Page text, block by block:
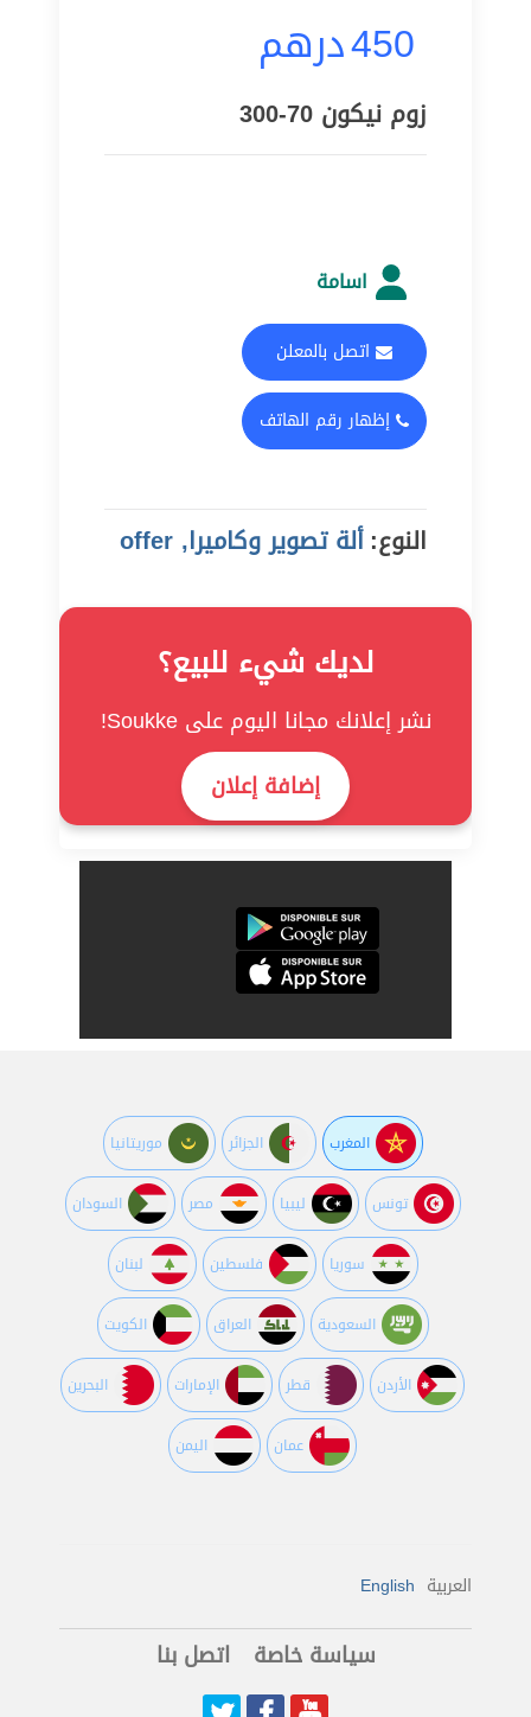
450درهم
زوم نيكون 70-300
اسامة
اتصل بالمعلن
إظهار رقم الهاتف
النوع:ألة تصوير وكاميرا, offer
لديك شيء للبيع؟
نشر إعلانك مجانا اليوم على Soukke!
إضافة إعلان
المغرب الجزائر موريتانيا
تونس ليبيا مصر السودان
سوريا فلسطين لبنان
السعودية العراق الكويت
اﻷردن قطر اﻹمارات البحرين
عمان اليمن
العربية English
سياسة خاصة اتصل بنا